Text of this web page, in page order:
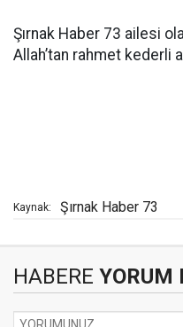
Şırnak Haber 73 ailesi
Allah’tan rahmet kederli
Kaynak: Şırnak Haber 73
HABERE YORUM